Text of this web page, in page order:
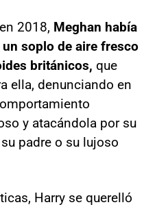
2018, Meghan había
soplo de aire fresco
británicos, que
ella, denunciando en
y atacándola por su
padre o su lujoso
Harry se querelló